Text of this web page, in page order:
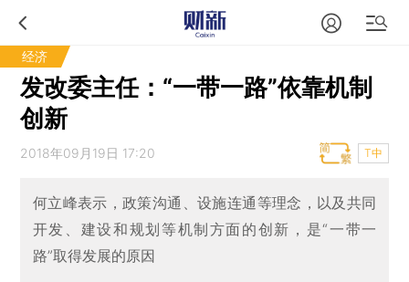
经济
发改委主任：“一带一路”依靠机制
创新
2018年09月19日 17:20 T中
何立峰表示，政策沟通、设施连通等理念，以及共同
开发、建设和规划等机制方面的创新，是“一带一
路”取得发展的原因